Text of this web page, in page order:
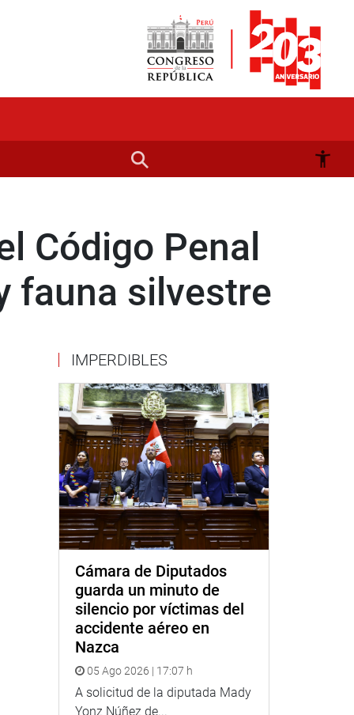
Código Penal
fauna silvestre
IMPERDIBLES
Cámara de Diputados
guarda un minuto de
silencio por víctimas del
accidente aéreo en
Nazca
05 Ago 2026 | 17:07 h
A solicitud de la diputada Mady
Yonz Núñez de...